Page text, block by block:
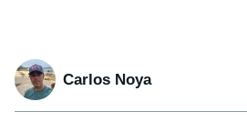
Carlos Noya